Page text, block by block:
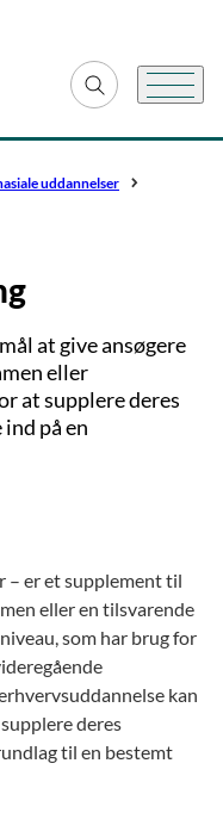
Fold søgefelt ud
Menu
uddannelser
at give ansøgere
eller
at supplere deres
på en
– er et supplement til
eller en tilsvarende
som har brug for
kan
deres
til en bestemt